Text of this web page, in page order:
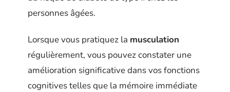
personnes âgées.
Lorsque vous pratiquez la musculation
régulièrement, vous pouvez constater une
amélioration significative dans vos fonctions
cognitives telles que la mémoire immédiate